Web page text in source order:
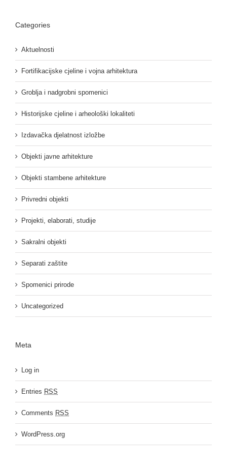
Categories
Aktuelnosti
Fortifikacijske cjeline i vojna arhitektura
Groblja i nadgrobni spomenici
Historijske cjeline i arheološki lokaliteti
Izdavačka djelatnost izložbe
Objekti javne arhitekture
Objekti stambene arhitekture
Privredni objekti
Projekti, elaborati, studije
Sakralni objekti
Separati zaštite
Spomenici prirode
Uncategorized
Meta
Log in
Entries RSS
Comments RSS
WordPress.org